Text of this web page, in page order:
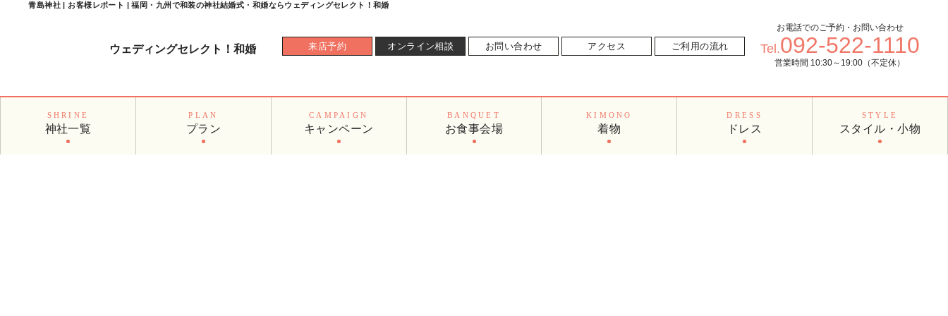
青島神社 | お客様レポート | 福岡・九州で和装の神社結婚式・和婚ならウェディングセレクト！和婚
ウェディングセレクト！和婚 来店予約 オンライン相談 お問い合わせ アクセス ご利用の流れ
お電話でのご予約・お問い合わせ
Tel.092-522-1110
営業時間 10:30～19:00（不定休）
SHRINE
神社一覧
PLAN
プラン
CAMPAIGN
キャンペーン
BANQUET
お食事会場
KIMONO
着物
DRESS
ドレス
STYLE
スタイル・小物